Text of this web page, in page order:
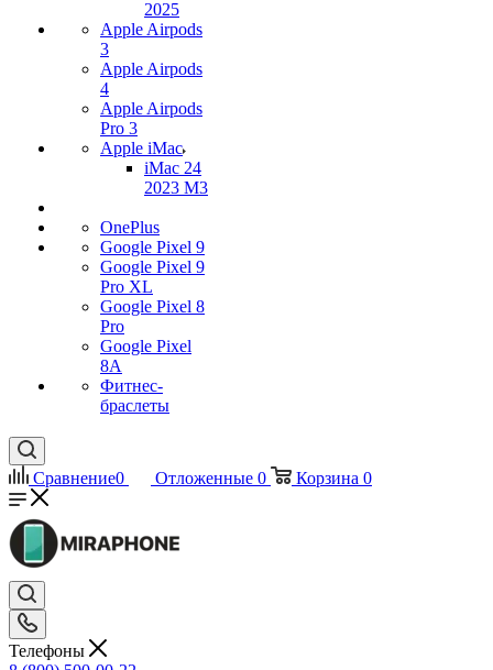
2025
Apple Airpods
3
Apple Airpods
4
Apple Airpods
Pro 3
Apple iMac
iMac 24
2023 M3
OnePlus
Google Pixel 9
Google Pixel 9
Pro XL
Google Pixel 8
Pro
Google Pixel
8A
Фитнес-
браслеты
Сравнение0 Отложенные 0 Корзина 0
Телефоны